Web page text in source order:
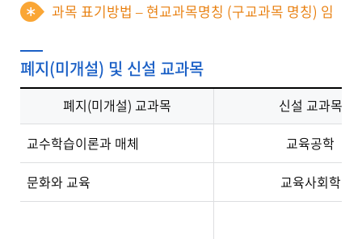
과목 표기방법 – 현교과목명칭 (구교과목 명칭) 임
폐지(미개설) 및 신설 교과목
폐지(미개설) 교과목
신설 교과목
교수학습이론과 매체
교육공학
문화와 교육
교육사회학